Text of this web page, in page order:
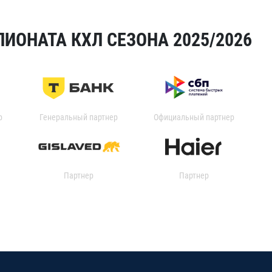
КХЛ СЕЗОНА 2025/2026
Генеральный партнер Официальный партнер
Партнер Партнер